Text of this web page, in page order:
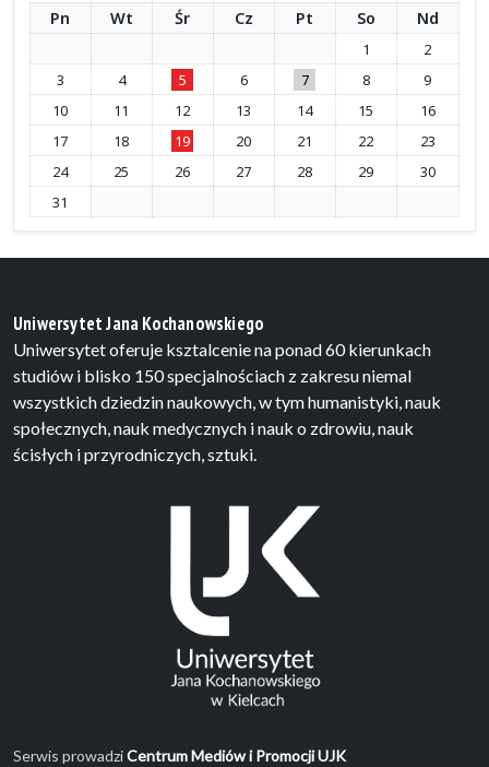
Pn
Wt Śr Cz Pt So Nd
1
2
3
4 5 6 7 8
9
10
11 12 13 14 15
16
17
18 19 20 21 22
23
24
25 26 27 28 29
30
31
Uniwersytet Jana Kochanowskiego
Uniwersytet oferuje ksztalcenie na ponad 60 kierunkach
studiów i blisko 150 specjalnościach z zakresu niemal
wszystkich dziedzin naukowych, w tym humanistyki, nauk
społecznych, nauk medycznych i nauk o zdrowiu, nauk
ścisłych i przyrodniczych, sztuki.
Serwis prowadziCentrum Mediów i Promocji UJK